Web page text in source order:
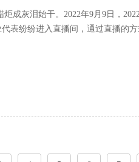
炬成灰泪始干。2022年9月9日，
表纷纷进入直播间，通过直播的方